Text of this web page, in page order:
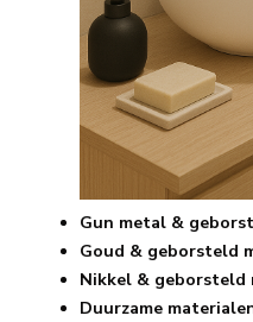
Gun metal &
Goud & geborsteld
Nikkel & geborsteld
Duurzame